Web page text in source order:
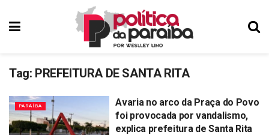
Tag: PREFEITURA DE SANTA RITA
PARAÍBA
Avaria no arco da Praça do Povo
foi provocada por vandalismo,
explica prefeitura de Santa Rita